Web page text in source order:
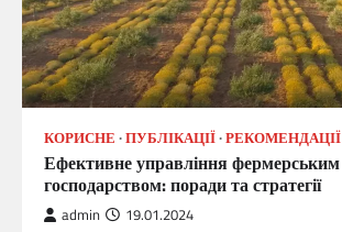
КОРИСНЕ ПУБЛІКАЦІЇ РЕКОМЕНДАЦІЇ
Ефективне управління фермерським
господарством: поради та стратегії
admin 19.01.2024